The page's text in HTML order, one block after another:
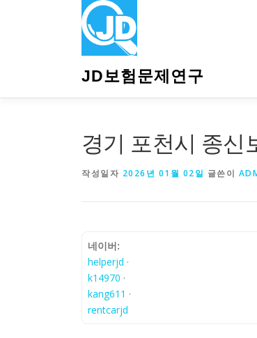
JD보험문제연구
경기 포천시 종신
작성일자 2026년 01월 02일 글쓴이
네이버:
helperjd ·
k14970 ·
kang611 ·
rentcarjd